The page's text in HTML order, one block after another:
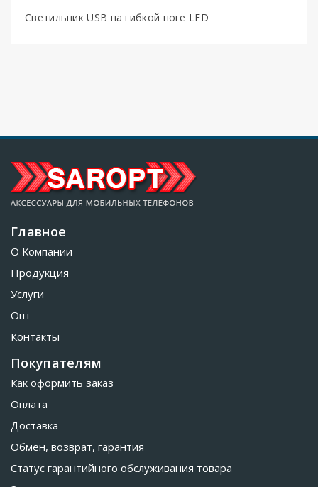
Светильник USB на гибкой ноге LED
Главное
О Компании
Продукция
Услуги
Опт
Контакты
Покупателям
Как оформить заказ
Оплата
Доставка
Обмен, возврат, гарантия
Статус гарантийного обслуживания товара